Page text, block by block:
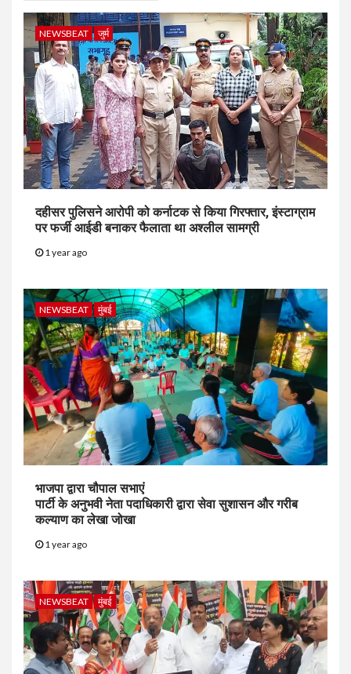
NEWSBEAT जुर्म
दहीसर पुलिसने आरोपी को कर्नाटक से किया गिरफ्तार, इंस्टाग्राम
पर फर्जी आईडी बनाकर फैलाता था अश्लील सामग्री
1 year ago
NEWSBEAT मुंबई
भाजपा द्वारा चौपाल सभाएं
पार्टी के अनुभवी नेता पदाधिकारी द्वारा सेवा सुशासन और गरीब
कल्याण का लेखा जोखा
1 year ago
NEWSBEAT मुंबई